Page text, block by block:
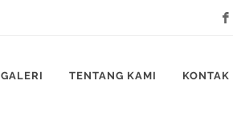
GALERI TENTANG KAMI KONTAK